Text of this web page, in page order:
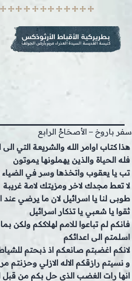
بطريركية الأقباط الأرثوذكس
كنيسة القديسة السيدة العذراء مريم بأرض الجولف
سفر باروخ – الأصحَاحُ الرابع
هذا كتاب اوامر الله والشريعة التي
فله الحياة والذين يهملونها يموتون
تب يا يعقوب واتخذها وسر في الضياء
لا تعط مجدك لاخر ومزيتك لامة غريبة
طوبى لنا يا اسرائيل لان ما يرضي عند
ثقوا يا شعبي يا تذكار اسرائيل
فانكم لم تباعوا للامم لهلاككم ولكن
اسلمتم الى اعدائكم
لانكم اغضبتم صانعكم اذ ذبحتم
و نسيتم رازقكم الاله الازلي وحزنتم
انها رات الغضب الذي حل بكم من قبل